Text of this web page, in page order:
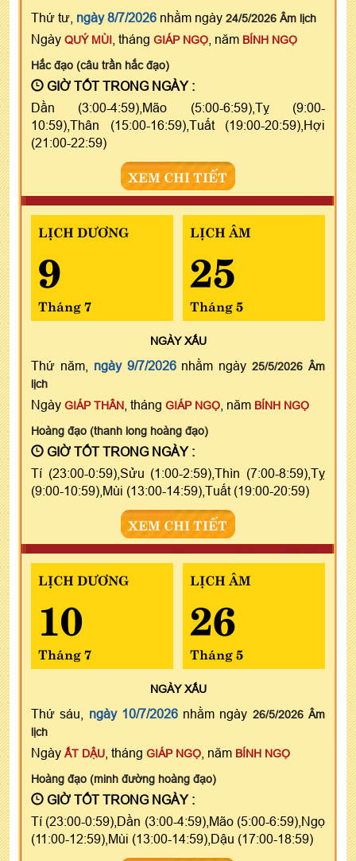
Thứ tư, ngày 8/7/2026 nhằm ngày 24/5/2026 Âm lịch
Ngày QUÝ MÙI , tháng GIÁP NGỌ , năm BÍNH NGỌ
Hắc đạo (câu trần hắc đạo)
GIỜ TỐT TRONG NGÀY :
Dần (3:00-4:59),Mão (5:00-6:59),Tỵ (9:00-
10:59),Thân (15:00-16:59),Tuất (19:00-20:59),Hợi
(21:00-22:59)
XEM CHI TIẾT
LỊCH DƯƠNG
9
Tháng 7
LỊCH ÂM
25
Tháng 5
NGÀYXẤU
Thứ năm, ngày 9/7/2026nhằm ngày25/5/2026 Âm
lịch
Ngày GIÁP THÂN , tháng GIÁP NGỌ , năm BÍNH NGỌ
Hoàng đạo (thanh long hoàng đạo)
GIỜ TỐT TRONG NGÀY :
Tí (23:00-0:59),Sửu (1:00-2:59),Thìn (7:00-8:59),Tỵ
(9:00-10:59),Mùi (13:00-14:59),Tuất (19:00-20:59)
XEM CHI TIẾT
LỊCH DƯƠNG
10
Tháng 7
LỊCH ÂM
26
Tháng 5
NGÀYXẤU
Thứ sáu, ngày 10/7/2026nhằm ngày 26/5/2026 Âm
lịch
Ngày ẤT DẬU , tháng GIÁP NGỌ , năm BÍNH NGỌ
Hoàng đạo (minh đường hoàng đạo)
GIỜ TỐT TRONG NGÀY :
Tí (23:00-0:59),Dần (3:00-4:59),Mão (5:00-6:59),Ngọ
(11:00-12:59),Mùi (13:00-14:59),Dậu (17:00-18:59)